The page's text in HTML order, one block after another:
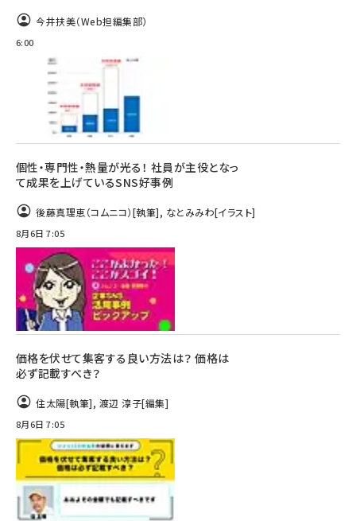
今井扶美（Web担編集部）
6:00
個性・専門性・熱量が光る！ 社員が主役となっ
て成果を上げているSNS好事例
後藤真理恵（コムニコ）[執筆], なとみみわ[イラスト]
8月6日 7:05
価格を伏せて集客する良い方法は？ 価格は
必ず記載すべき？
住太陽[執筆], 渡辺 淳子[編集]
8月6日 7:05